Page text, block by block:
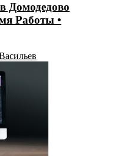
Домодедово
Работы •